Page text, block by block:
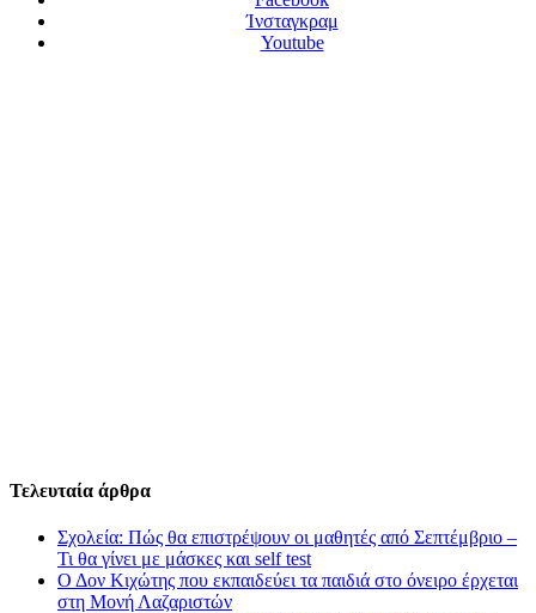
Ίνσταγκραμ
Youtube
Τελευταία άρθρα
Σχολεία: Πώς θα επιστρέψουν οι μαθητές από Σεπτέμβριο –
Τι θα γίνει με μάσκες και self test
Ο Δον Κιχώτης που εκπαιδεύει τα παιδιά στο όνειρο έρχεται
στη Μονή Λαζαριστών